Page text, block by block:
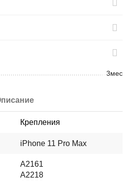
3мес
Крепления
iPhone 11 Pro Max
A2161
A2218